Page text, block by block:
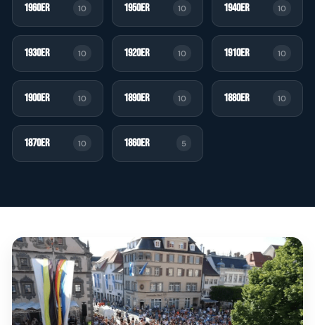
1960er 10 1950er 10 1940er 10
1930er 10 1920er 10 1910er 10
1900er 10 1890er 10 1880er 10
1870er 10 1860er 5